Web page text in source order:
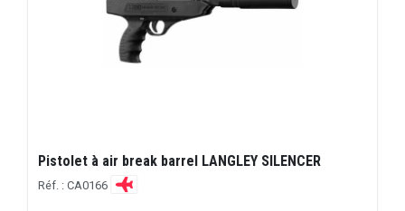
Pistolet à air break barrel LANGLEY SILENCER
Réf. : CA0166